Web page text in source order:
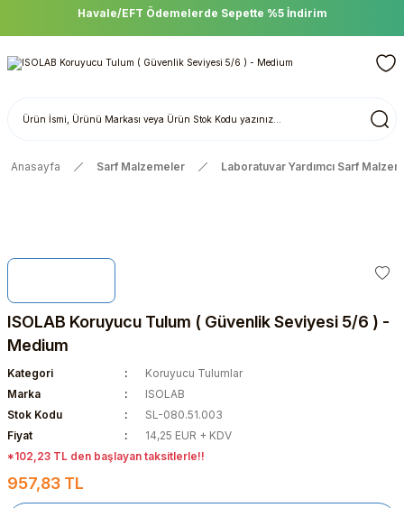
Havale/EFT Ödemelerde Sepette %5 İndirim
Anasayfa Sarf Malzemeler Laboratuvar Yardımcı Sarf
ISOLAB Koruyucu Tulum ( Güvenlik Seviyesi 5/6 ) -
Medium
Kategori
Koruyucu Tulumlar
Marka
ISOLAB
Stok Kodu
SL-080.51.003
Fiyat
14,25 EUR + KDV
*102,23 TL den başlayan taksitlerle!!
957,83 TL